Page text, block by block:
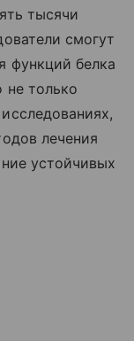
тысячи
смогут
функций белка
не только
лечения
устойчивых